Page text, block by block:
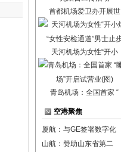
首都机场爱卫办开展世
天河机场为女性“开小
青岛机场：全国首家 “
空港聚焦
厦航：与GE签署数字化
山航：赞助山东省第二